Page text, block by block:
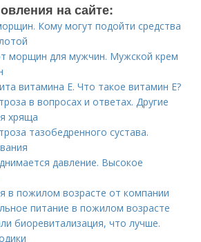
на сайте:
Кому могут подойти средства
морщин для мужчин. Мужской крем
витамина E. Что такое витамин Е?
в вопросах и ответах. Другие
хряща
тазобедренного сустава.
давление. Высокое
в пожилом возрасте от компании
питание в пожилом возрасте
биоревитализация, что лучше.